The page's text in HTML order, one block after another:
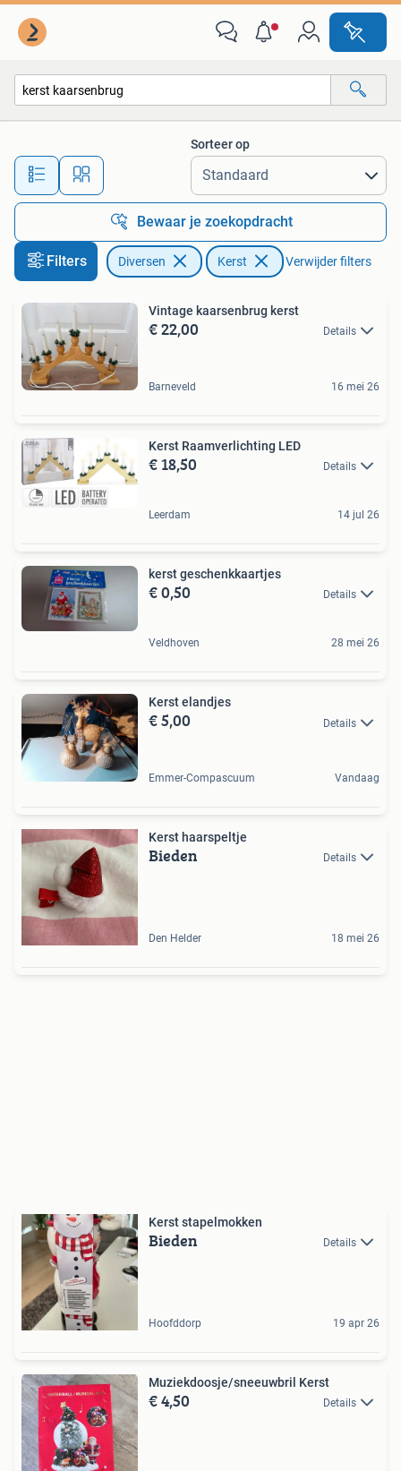
Alle afstanden…
Sorteer op
Bewaar je zoekopdracht
Filters Diversen Kerst Verwijder filters
Vintage kaarsenbrug kerst
€ 22,00 Details
Barneveld 16 mei 26
Kerst Raamverlichting LED
€ 18,50 Details
Leerdam 14 jul 26
kerst geschenkkaartjes
€ 0,50 Details
Veldhoven 28 mei 26
Kerst elandjes
€ 5,00 Details
Emmer-Compascuum Vandaag
Kerst haarspeltje
Bieden Details
Den Helder 18 mei 26
Kerst stapelmokken
Bieden Details
Hoofddorp 19 apr 26
Muziekdoosje/sneeuwbril Kerst
€ 4,50 Details